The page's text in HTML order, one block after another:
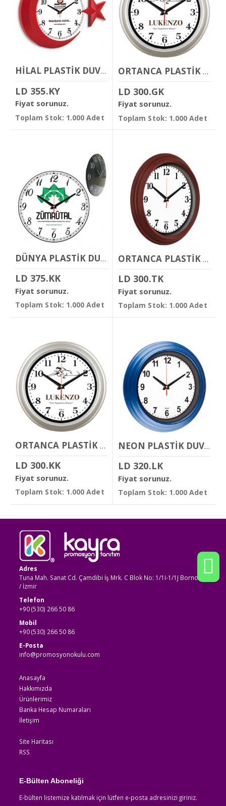
HİLAL PLASTİK DUVAR SAATİ
LD 355.KY
Fiyat sorunuz.
Toplam Stok: 1.000 Adet
ORTANCA PLASTİK DUVAR SAATİ
LD 300.GK
Fiyat sorunuz.
Toplam Stok: 1.000 Adet
DÜNYA PLASTİK DUVAR SAATİ
LD 375.KK
Fiyat sorunuz.
Toplam Stok: 1.000 Adet
ORTANCA PLASTİK DUVAR SAATİ
LD 300.TK
Fiyat sorunuz.
Toplam Stok: 1.000 Adet
ORTANCA PLASTİK DUVAR SAATİ
LD 300.KK
Fiyat sorunuz.
Toplam Stok: 1.000 Adet
NEON PLASTİK DUVAR SAATİ
LD 320.LK
Fiyat sorunuz.
Toplam Stok: 1.000 Adet
Adres
Tuna Mah. Sanat Cd. Çamdibi İş Mrk. C Blok No: 1/1I-1/1J Bornova
/ İzmir
Telefon
+90 (530) 266 50 86
Mobil
+90 (530) 266 50 86
E-Posta
info@promosyonokulu.com
Anasayfa
Hakkımızda
Ürünlerimiz
Banka Hesap Numaraları
İletişim
Site Haritası
RSS
E-Bülten Aboneliği
E-bülten listemize katılmak için lütfen e-posta adresinizi giriniz.